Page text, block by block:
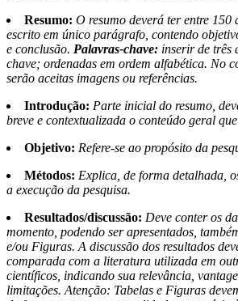
Resumo: O resumo deverá ter entre 150
escrito em único parágrafo, contendo
e conclusão. Palavras-chave: inserir de três
chave; ordenadas em ordem alfabética. No
serão aceitas imagens ou referências.
Introdução: Parte inicial do resumo,
breve e contextualizada o conteúdo geral
Objetivo: Refere-se ao propósito da
Métodos: Explica, de forma detalhada,
a execução da pesquisa.
Resultados/discussão: Deve conter os
momento, podendo ser apresentados,
e/ou Figuras. A discussão dos resultados
comparada com a literatura utilizada em
científicos, indicando sua relevância,
limitações. Atenção: Tabelas e Figuras